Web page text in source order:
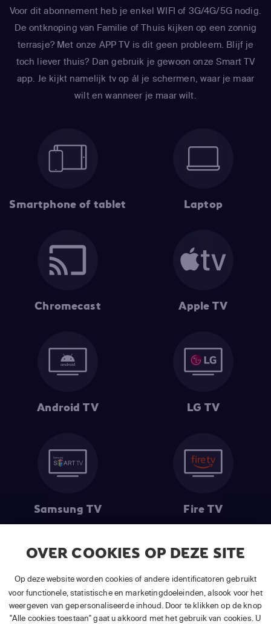
OVER COOKIES OP DEZE SITE
Op deze website worden cookies of andere identificatoren gebruikt
voor functionele, statistische en marketingdoeleinden, alsook voor het
weergeven van gepersonaliseerde inhoud. Door te klikken op de knop
"Alle cookies toestaan" gaat u akkoord met het gebruik van cookies. U
Voor dit abonnement heb je enkel WIFI of 3G/4G/5G nodig.
De ontknoping van Familie of Thuis kijken op een zonnig
terrasje? Met onze APP TV is dit geen probleem. Blijf je
toch liever thuis? Dan gebruik je gewoon onze Smart TV
app. Je kijkt namelijk tv op ál je schermen, waar je maar
wilt en wanneer je maar wilt.
Smartphone of tablet Laptop
Chromecast Apple TV
Android TV LG TV
Samsung TV Fire TV
(1) De eerste 30 dagen gratis: Geldig op alle nieuwe abonnementen
van APP TV Light, Basic of Plus.
(2) Prijs abonnement : Incl. BTW.
(3) Restart & Replayis beschikbaar voorvolgende zendersafhankelijk